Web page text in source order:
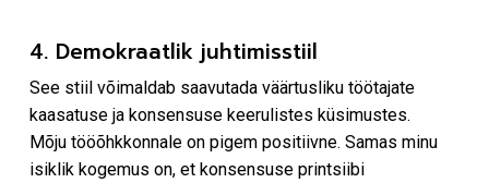
4. Demokraatlik juhtimisstiil
See stiil võimaldab saavutada väärtusliku töötajate
kaasatuse ja konsensuse keerulistes küsimustes.
Mõju tööõhkkonnale on pigem positiivne. Samas minu
isiklik kogemus on, et konsensuse printsiibi